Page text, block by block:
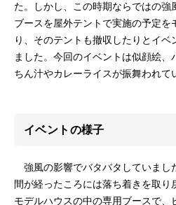
た。しかし、この時期ならではの強
ブースを屋外テントで実施の予定を
り、そのテントも撤収したりとイ
ました。今回のイベントは似顔絵、
ちん汁やカレーライスが振舞われて
イベントの様子
強風の影響でバタバタしていまし
間が経ったころには落ち着きを取り
モデルハウスの中の専用ブースで、